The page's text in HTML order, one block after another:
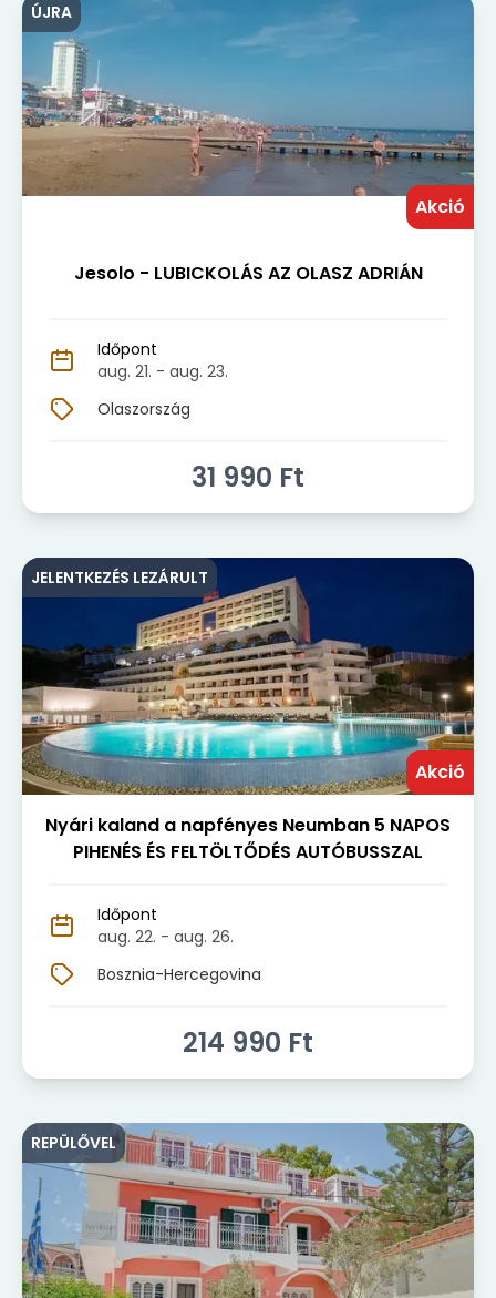
Akció
ÚJRA
Jesolo - LUBICKOLÁS AZ OLASZ ADRIÁN
Időpont
aug. 21. - aug. 23.
Olaszország
31 990 Ft
Akció
JELENTKEZÉS LEZÁRULT
Nyári kaland a napfényes Neumban 5 NAPOS
PIHENÉS ÉS FELTÖLTŐDÉS AUTÓBUSSZAL
Időpont
aug. 22. - aug. 26.
Bosznia-Hercegovina
214 990 Ft
REPÜLŐVEL